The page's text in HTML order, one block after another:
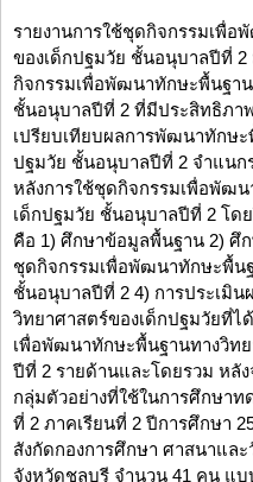
รายงานการใช้ชุดกิจกรรมเพื่
ของเด็กปฐมวัย ชั้นอนุบาลปีที่
กิจกรรมเพื่อพัฒนาทักษะพื้นฐา
ชั้นอนุบาลปีที่ 2 ที่มีประสิทธิภา
เปรียบเทียบผลการพัฒนาทักษ
ปฐมวัย ชั้นอนุบาลปีที่ 2 จำแนก
หลังการใช้ชุดกิจกรรมเพื่อพัฒ
เด็กปฐมวัย ชั้นอนุบาลปีที่ 2 โด
คือ 1) ศึกษาข้อมูลพื้นฐาน 2) ศึ
ชุดกิจกรรมเพื่อพัฒนาทักษะพื้น
ชั้นอนุบาลปีที่ 2 4) การประเมิ
วิทยาศาสตร์ของเด็กปฐมวัยที่
เพื่อพัฒนาทักษะพื้นฐานทางวิท
ปีที่ 2 รายด้านและโดยรวม หลั
กลุ่มตัวอย่างที่ใช้ในการศึกษา
ที่ 2 ภาคเรียนที่ 2 ปีการศึกษา
สังกัดกองการศึกษา ศาสนาแล
จังหวัดชลบุรี จำนวน 41 คน แ